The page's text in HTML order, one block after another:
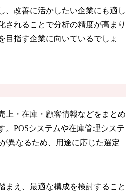
、改善に活かしたい企業にも適し
されることで分析の精度が高まり
目指す企業に向いているでしょ
上・在庫・顧客情報などをまとめ
。POSシステムや在庫管理システ
異なるため、用途に応じた選定
まえ、最適な構成を検討すること